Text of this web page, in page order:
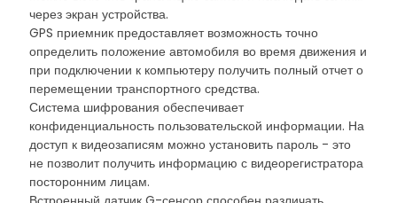
через экран устройства.
GPS приемник предоставляет возможность точно
определить положение автомобиля во время движения и
при подключении к компьютеру получить полный отчет о
перемещении транспортного средства.
Система шифрования обеспечивает
конфиденциальность пользовательской информации. На
доступ к видеозаписям можно установить пароль - это
не позволит получить информацию с видеорегистратора
посторонним лицам.